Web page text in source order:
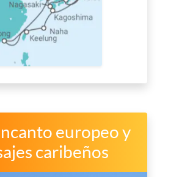
europeo y
caribeños